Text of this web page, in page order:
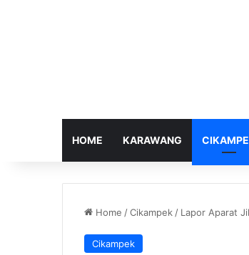
HOME KARAWANG
Home /Cikampek / Lapor Aparat
Cikampek